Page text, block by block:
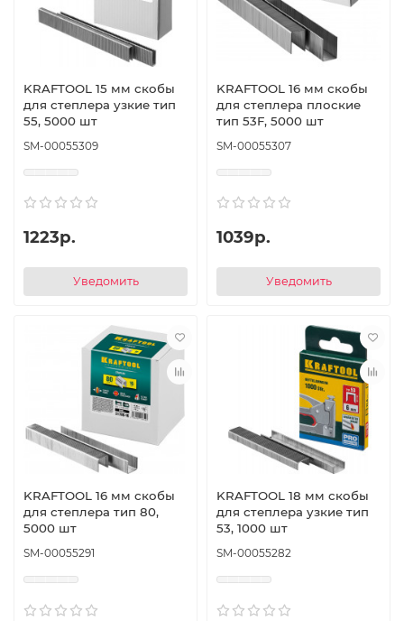
KRAFTOOL 15 мм скобы
для степлера узкие тип
55, 5000 шт
SM-00055309
1223р.
Уведомить
KRAFTOOL 16 мм скобы
для степлера плоские
тип 53F, 5000 шт
SM-00055307
1039р.
Уведомить
KRAFTOOL 16 мм скобы
для степлера тип 80,
5000 шт
SM-00055291
KRAFTOOL 18 мм скобы
для степлера узкие тип
53, 1000 шт
SM-00055282